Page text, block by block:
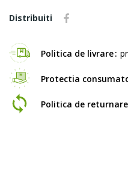
Distribuiti
Politica de livrare
Protectia
Politica de returnare